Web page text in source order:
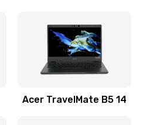
видеочипа
Acer TravelMate B5 14